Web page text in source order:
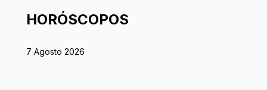
HORÓSCOPOS
7 Agosto 2026